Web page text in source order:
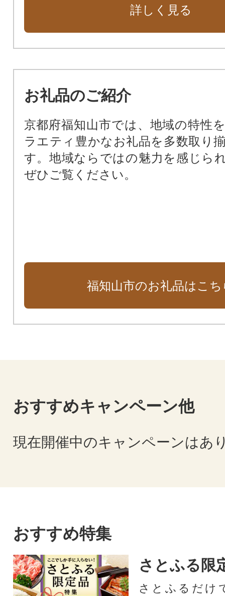
私立高校の教育環境充実支援（福知
校）
その他、本市施策推進のため市長
詳しく見る
お礼品のご紹介
京都府福知山市では、地域の特性
ラエティ豊かなお礼品を多数取り
す。地域ならではの魅力を感じら
ぜひご覧ください。
福知山市のお礼品はこち
おすすめキャンペーン他
現在開催中のキャンペーンはあ
おすすめ特集
さとふる限
さとふるだけ